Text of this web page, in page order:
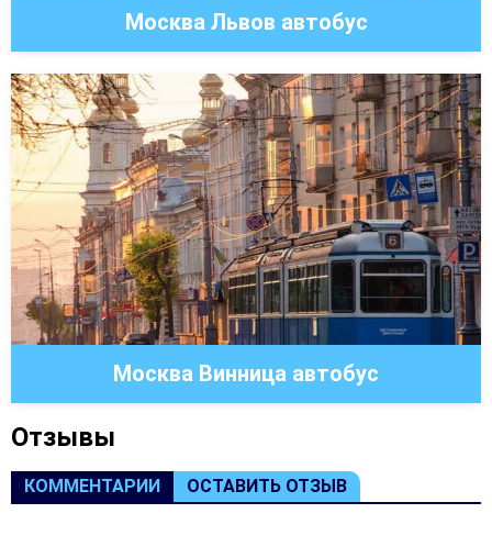
Москва Львов автобус
Москва Винница автобус
Oтзывы
КОММЕНТАРИИ ОСТАВИТЬ ОТЗЫВ